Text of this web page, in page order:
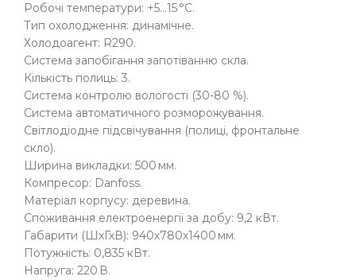
Робочі температури: +5…15 °C.
Тип охолодження: динамічне.
Холодоагент: R290.
Система запобігання запотіванню скла.
Кількість полиць: 3.
Система контролю вологості (30-80 %).
Система автоматичного розморожування.
Світлодіодне підсвічування (полиці, фронтальне
скло).
Ширина викладки: 500 мм.
Компресор: Danfoss.
Матеріал корпусу: деревина.
Споживання електроенергії за добу: 9,2 кВт.
Габарити (ШхГхВ): 940х780х1400 мм.
Потужність: 0,835 кВт.
Напруга: 220 В.